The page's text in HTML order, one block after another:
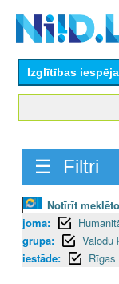
Izglītības
☰ Filtri
Notīrīt
joma:
grupa:
Valodu
iestāde: